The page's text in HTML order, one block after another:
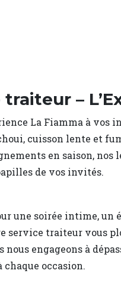
–
La Fiamma à vos
cuisson lente et
en saison,
de vos invités.
une soirée intime,
service traiteur vous
nous engageons à
chaque occasion.